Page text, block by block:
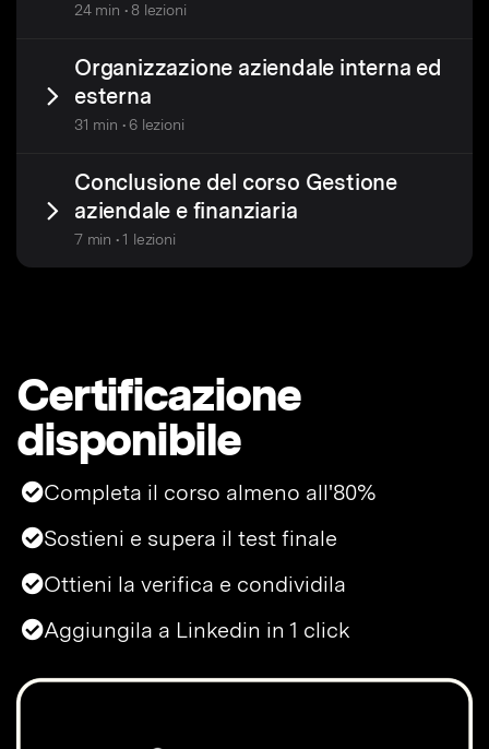
24 min • 8 lezioni
Organizzazione aziendale interna ed
esterna
31 min • 6 lezioni
Conclusione del corso Gestione
aziendale e finanziaria
7 min • 1 lezioni
Certificazione
disponibile
Completa il corso almeno all'80%
Sostieni e supera il test finale
Ottieni la verifica e condividila
Aggiungila a Linkedin in 1 click